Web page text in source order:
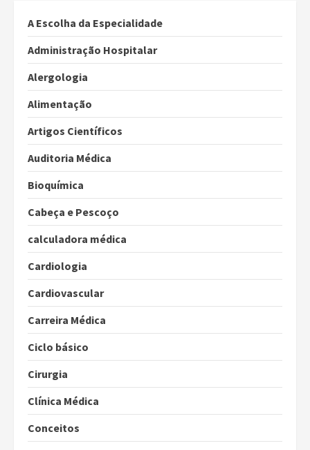
A Escolha da Especialidade
Administração Hospitalar
Alergologia
Alimentação
Artigos Científicos
Auditoria Médica
Bioquímica
Cabeça e Pescoço
calculadora médica
Cardiologia
Cardiovascular
Carreira Médica
Ciclo básico
Cirurgia
Clínica Médica
Conceitos